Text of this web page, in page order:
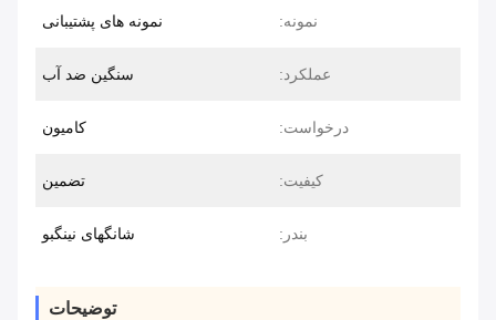
نمونه: نمونه های پشتیبانی
عملکرد: سنگین ضد آب
درخواست: کامیون
کیفیت: تضمین
بندر: شانگهای نینگبو
توضیحات